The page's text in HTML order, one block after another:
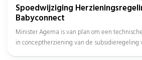
Spoedwijziging
Babyconnect
Minister Agema is van plan om een
in conceptherziening van de subsidieregeling